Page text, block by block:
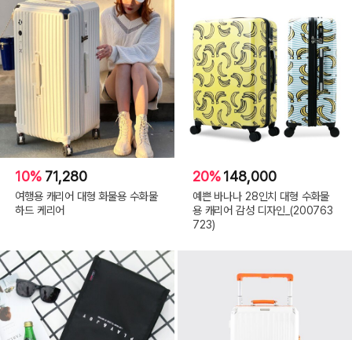
10% 71,280
여행용 캐리어 대형 화물용 수화물
하드 케리어
20%148,000
예쁜 바나나 28인치 대형 수화물
용 캐리어 감성 디자인_(200763
723)